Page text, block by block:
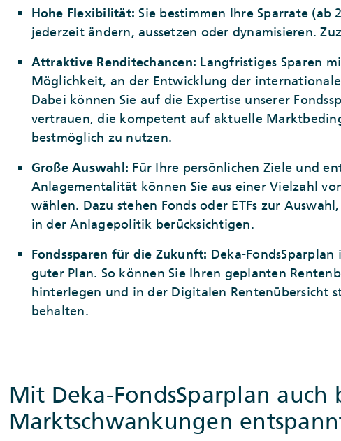
Hohe Flexibilität: Sie bestimmen Ihre Sparrate (ab
jederzeit ändern, aussetzen oder dynamisieren.
Attraktive Renditechancen: Langfristiges Sparen
Möglichkeit, an der Entwicklung der
Dabei können Sie auf die Expertise unserer
vertrauen, die kompetent auf aktuelle
bestmöglich zu nutzen.
Große Auswahl: Für Ihre persönlichen Ziele und
Anlagementalität können Sie aus einer Vielzahl
wählen. Dazu stehen Fonds oder ETFs zur
in der Anlagepolitik berücksichtigen.
Fondssparen für die Zukunft: Deka-
guter Plan. So können Sie Ihren geplanten
hinterlegen und in der Digitalen Rentenübersicht
behalten.
Mit Deka-FondsSparplan auch
Marktschwankungen